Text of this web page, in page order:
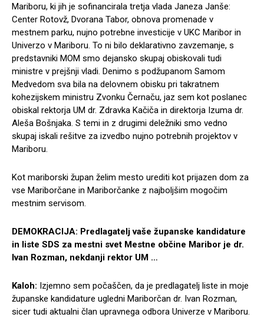
Mariboru, ki jih je sofinancirala tretja vlada Janeza Janše:
Center Rotovž, Dvorana Tabor, obnova promenade v
mestnem parku, nujno potrebne investicije v UKC Maribor in
Univerzo v Mariboru. To ni bilo deklarativno zavzemanje, s
predstavniki MOM smo dejansko skupaj obiskovali tudi
ministre v prejšnji vladi. Denimo s podžupanom Samom
Medvedom sva bila na delovnem obisku pri takratnem
kohezijskem ministru Zvonku Černaču, jaz sem kot poslanec
obiskal rektorja UM dr. Zdravka Kačiča in direktorja Izuma dr.
Aleša Bošnjaka. S temi in z drugimi deležniki smo vedno
skupaj iskali rešitve za izvedbo nujno potrebnih projektov v
Mariboru.
Kot mariborski župan želim mesto urediti kot prijazen dom za
vse Mariborčane in Mariborčanke z najboljšim mogočim
mestnim servisom.
DEMOKRACIJA: Predlagatelj vaše županske kandidature
in liste SDS za mestni svet Mestne občine Maribor je dr.
Ivan Rozman, nekdanji rektor UM …
Kaloh: Izjemno sem počaščen, da je predlagatelj liste in moje
županske kandidature ugledni Mariborčan dr. Ivan Rozman,
sicer tudi aktualni član upravnega odbora Univerze v Mariboru.